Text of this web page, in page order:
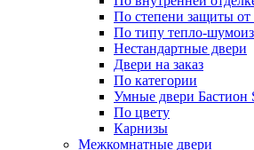
По степени защиты от
По типу тепло-
Нестандартные двери
Двери на заказ
По категории
Умные двери Бастион
По цвету
Карнизы
Межкомнатные двери